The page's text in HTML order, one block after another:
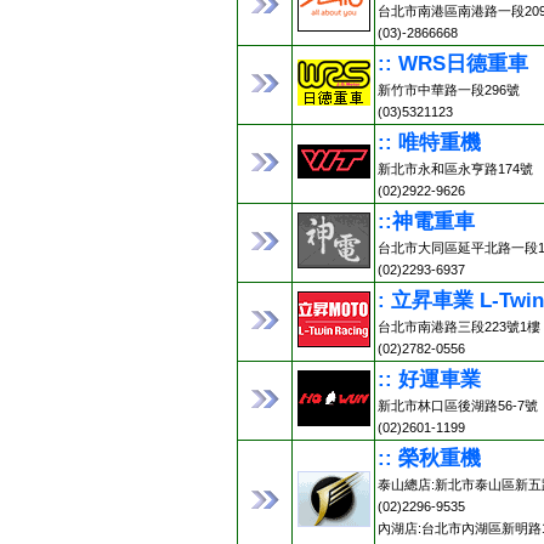
台北市南港區南港路一段
(03)-2866668
:: WRS日德重車
新竹市中華路一段296號
(03)5321123
:: 唯特重機
新北市永和區永亨路174號
(02)2922-9626
::神電重車
台北市大同區延平北路一段
(02)2293-6937
: 立昇車業 L-Twin
台北市南港路三段223號1樓
(02)2782-0556
:: 好運車業
新北市林口區後湖路56-7號
(02)2601-1199
:: 榮秋重機
泰山總店:新北市泰山區新
(02)2296-9535
內湖店:台北市內湖區新明